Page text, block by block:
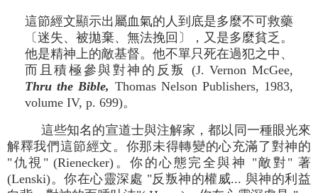
這節經文顯示出屬血氣的人到底是多麼不可救藥
〔迷失、被拋棄、無法挽回〕，又是多麼貧乏。
他是精神上的敵基督。他不單只死在過犯之中、
而且積極參與對神的反叛 (J. Vernon McGee,
Thru the Bible, Thomas Nelson Publishers, 1983,
volume IV, p. 699)。
這些知名的宣道士與注解家，都以同一種眼光來
解釋我們這節經文。你那未得轉變的心充滿了對神的
"仇視" (Rienecker)。你的心態完全與神 "敵對" 著
(Lenski)。你在心靈深處 "反叛神的權威... 與神的利益